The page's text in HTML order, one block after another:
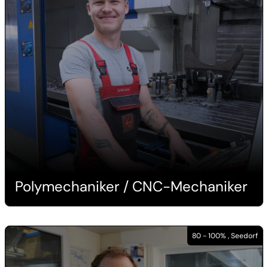
Polymechaniker / CNC-Mechaniker
80 - 100% , Seedorf